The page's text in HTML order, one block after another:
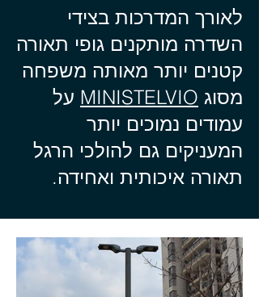
לאורך המדרכות בצידי
השדרה מותקנים גופי תאורה
קטנים יותר מאותה משפחה
מסוג MINISTELVIO על
עמודים נמוכים יותר
המעניקים גם להולכי הרגל
תאורה איכותית ואחידה.